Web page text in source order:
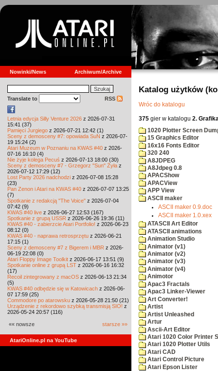
Nowinki/News Archiwum/Archive
Translate to RSS
Letnia edycja Silly Venture 2026 z 2026-07-31
15:41 (37)
Pamięci Jurgiego z 2026-07-21 12:42 (1)
Sceny z demosceny #7: opowiada SuN z 2026-07-
19 15:24 (2)
Atari Muzeum w Poznaniu na KWAS #40 z 2026-
07-16 16:10 (4)
Nie żyje kolega Pecuś z 2026-07-13 18:00 (30)
Sceny z demosceny #7 - Grzegorz "Sun" Żyła z
2026-07-12 17:29 (12)
Lost Party 2026 nadchodzi z 2026-07-08 15:28
(23)
Pan Zenon i Atari na KWAS #40 z 2026-07-07 13:25
(7)
Spotkanie z redakcją "The Voice" z 2026-07-04
07:42 (9)
KWAS #40 live z 2026-06-27 12:53 (167)
Spotkanie z grupą USSR z 2026-06-26 19:36 (11)
KWAS #40 - zabierzcie Atari Portfolio! z 2026-06-23
08:12 (0)
KWAS #40 - naprawa retrosprzętu z 2026-06-21
17:15 (1)
Sceny z demosceny #7 z Bigerem i MBR z 2026-
06-19 22:08 (0)
Atari Floppy Image Toolkit z 2026-06-17 13:51 (9)
Spotkanie online z grupą LST z 2026-06-16 16:32
(17)
Recoil zintegrowany z macOS z 2026-06-13 21:34
(5)
KWAS #40 odbędzie się w Katowicach z 2026-06-
07 17:59 (25)
Commodore po atarowsku z 2026-05-28 21:50 (21)
Urządzenie z rekordowo szybką transmisją SIO! z
2026-05-24 20:57 (116)
«« nowsze starsze »»
AtariOnline.pl na YouTube
Katalog użytków
Wróc do katalogu
375 gier w katalogu 2.
1020 Plotter Screen
15 Graphics Editor
16x16 Fonts Editor
320 240
A8JDPEG
A8Jdpeg 0.8
APACShow
APACView
APP View
ASCII maker
ASCII maker 0.9.doc
ASCII maker 1.0.xex
ATASCII Art Editor
ATASCII animations
Animation Studio
Animator (v1)
Animator (v2)
Animator (v3)
Animator (v4)
Animotor
Apac3 Fractals
Apac3 Linker-Viewer
Art Converter!
Artist
Artist Unleashed
Artur
Ascii-Art Editor
Atari 1020 Color Printer
Atari 1020 Plotter Utils
Atari CAD
Atari Control Picture
Atari Epson Lister